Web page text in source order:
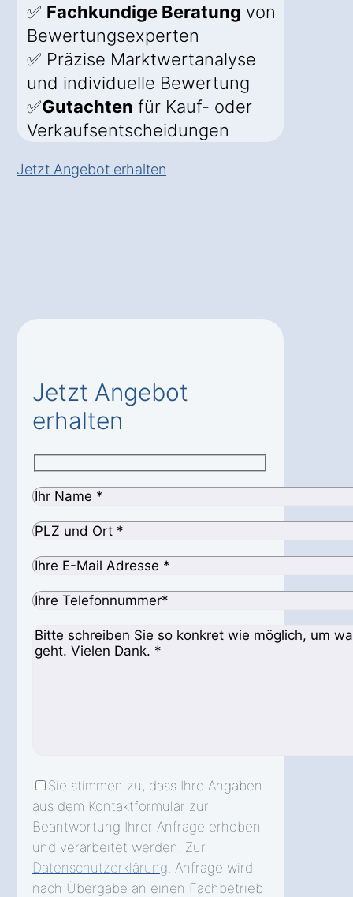
✅ Fachkundige Beratung von
Bewertungsexperten
✅ Präzise Marktwertanalyse
und individuelle Bewertung
✅Gutachten für Kauf- oder
Verkaufsentscheidungen
Jetzt Angebot erhalten
Jetzt Angebot
erhalten
Sie stimmen zu, dass Ihre Angaben
aus dem Kontaktformular zur
Beantwortung Ihrer Anfrage erhoben
und verarbeitet werden. Zur
Datenschutzerklärung . Anfrage wird
nach Übergabe an einen Fachbetrieb